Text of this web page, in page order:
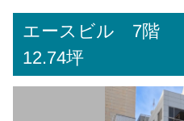
エースビル 7階
12.74坪